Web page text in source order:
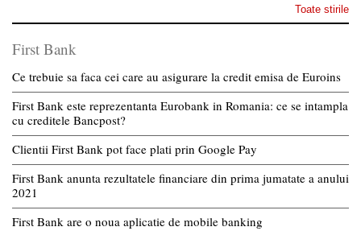
Toate stirile
First Bank
Ce trebuie sa faca cei care au asigurare la credit emisa de Euroins
First Bank este reprezentanta Eurobank in Romania: ce se intampla
cu creditele Bancpost?
Clientii First Bank pot face plati prin Google Pay
First Bank anunta rezultatele financiare din prima jumatate a anului
2021
First Bank are o noua aplicatie de mobile banking